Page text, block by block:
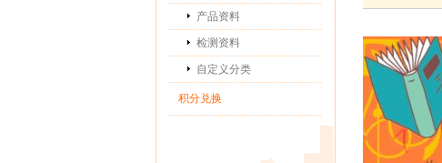
产品资料
检测资料
自定义分类
积分兑换